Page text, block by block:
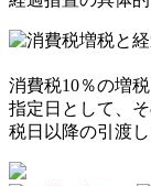
消費税10％の増
指定日として、
税日以降の引渡